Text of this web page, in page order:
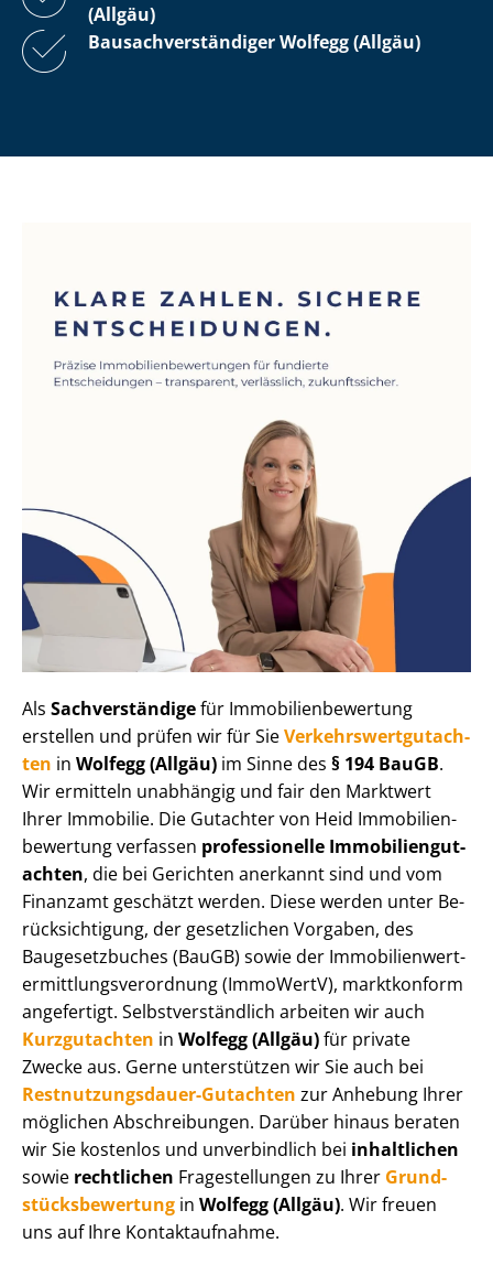
(Allgäu)
Bau­sach­ver­stän­di­ger Wolfegg (Allgäu)
Als Sachverständigefür Im­mo­bi­li­en­be­wer­tung
erstellen und prüfen wir für SieVer­kehrs­wert­gut­ach­
ten in Wolfegg (Allgäu) im Sinne des § 194 BauGB.
Wir ermitteln unabhängig und fair den Marktwert
Ihrer Immobilie. Die Gutachter von Heid Im­mo­bi­li­en­
be­wer­tung verfassen professionelle Im­mo­bi­li­en­gut­
ach­ten, die bei Gerichten anerkannt sind und vom
Finanzamt geschätzt werden. Diese werden unter Be­
rück­sich­ti­gung, der gesetzlichen Vorgaben, des
Baugesetzbuches (BauGB) sowie der Im­mo­bi­li­en­wert­
ermitt­lungs­ver­ord­nung (ImmoWertV), marktkonform
angefertigt. Selbst­ver­ständ­lich arbeiten wir auch
Kurzgutachten in Wolfegg (Allgäu)für private
Zwecke aus. Gerne unterstützen wir Sie auch bei
Rest­nut­zungs­dau­er-Gutachten zur Anhebung Ihrer
möglichen Abschreibungen. Darüber hinaus beraten
wir Sie kostenlos und unverbindlich bei inhaltlichen
sowie rechtlichen Fragestellungen zu Ihrer Grund­
stücks­be­wer­tung in Wolfegg (Allgäu). Wir freuen
uns auf Ihre Kontaktaufnahme.